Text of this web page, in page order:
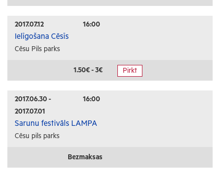
Izglītība
Konferences
Kursi un semināri
Radošās darbnīcas
Lekcijas
Interešu pasākumi
Ģimenēm ar bērniem
2017.07.12 16:00
Ielīgošana Cēsīs
Cēsu Pils parks
1.50€ - 3€ Pirkt
2017.06.30 -
2017.07.01
16:00
Sarunu festivāls LAMPA
Cēsu pils parks
Bezmaksas